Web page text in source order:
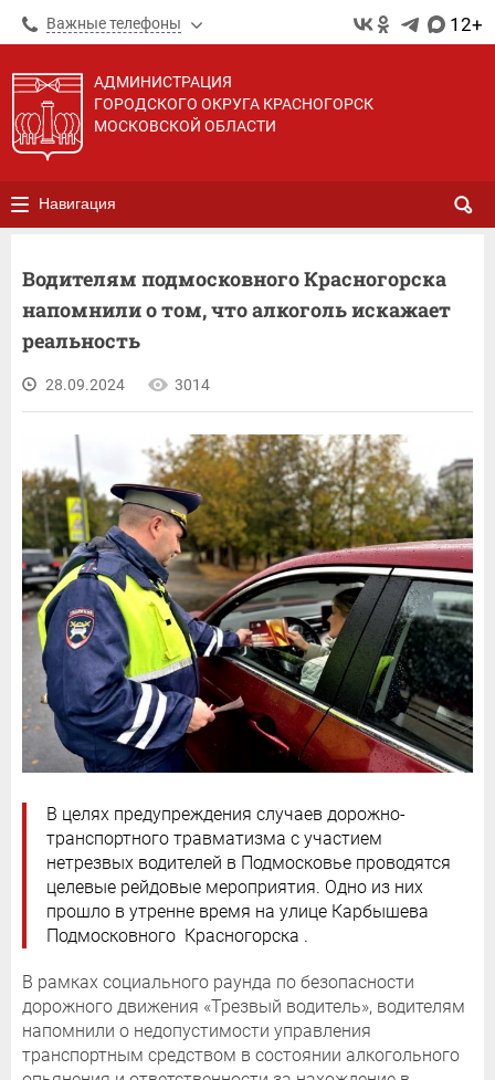
Важные телефоны 12+
АДМИНИСТРАЦИЯ
ГОРОДСКОГО ОКРУГА КРАСНОГОРСК
МОСКОВСКОЙ ОБЛАСТИ
Навигация
Водителям подмосковного Красногорска
напомнили о том, что алкоголь искажает
реальность
28.09.2024 3014
В целях предупреждения случаев дорожно-
транспортного травматизма с участием
нетрезвых водителей в Подмосковье проводятся
целевые рейдовые мероприятия. Одно из них
прошло в утренне время на улице Карбышева
Подмосковного Красногорска .
В рамках социального раунда по безопасности
дорожного движения «Трезвый водитель», водителям
напомнили о недопустимости управления
транспортным средством в состоянии алкогольного